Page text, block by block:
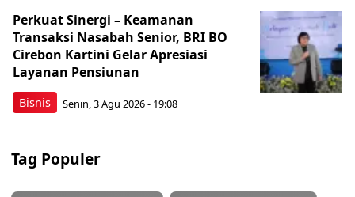
Bisnis
Perkuat Sinergi – Keamanan
Transaksi Nasabah Senior, BRI BO
Cirebon Kartini Gelar Apresiasi
Layanan Pensiunan
Senin, 3 Agu 2026 - 19:08
Tag Populer